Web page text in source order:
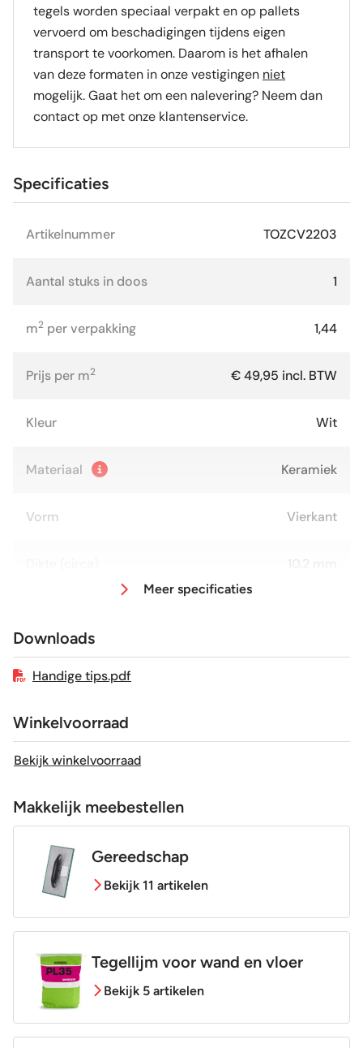
tegels worden speciaal verpakt en op pallets
vervoerd om beschadigingen tijdens eigen
transport te voorkomen. Daarom is het afhalen
van deze formaten in onze vestigingen niet
mogelijk. Gaat het om een nalevering? Neem dan
contact op met onze klantenservice.
Specificaties
Artikelnummer TOZCV2203
Aantal stuks in doos 1
m2 per verpakking 1,44
Prijs per m2 € 49,95 incl. BTW
Kleur Wit
Materiaal Keramiek
Vorm Vierkant
Antislipwaarde R9
Gerectificeerd
Vorstbestendig
Sortering
Craquelé
Meer specificaties
Downloads
Handige tips.pdf
Winkelvoorraad
Bekijk winkelvoorraad
Makkelijk meebestellen
Gereedschap
Bekijk 11 artikelen
Tegellijm voor wand en vloer
Bekijk 5 artikelen